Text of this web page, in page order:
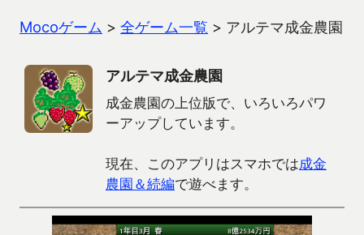
Mocoゲーム > 全ゲーム一覧 > アルテマ成金農園
アルテマ成金農園
成金農園の上位版で、いろいろパワ
ーアップしています。
現在、このアプリはスマホでは成金
農園＆続編で遊べます。